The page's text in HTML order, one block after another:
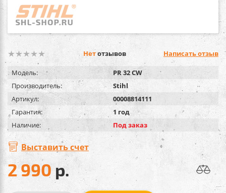
Нетотзывов Написать отзыв
Модель:
PR 32 CW
Производитель:
Stihl
Артикул:
00008814111
Гарантия:
1 год
Наличие:
Под заказ
Выставить счет
2 990 р.